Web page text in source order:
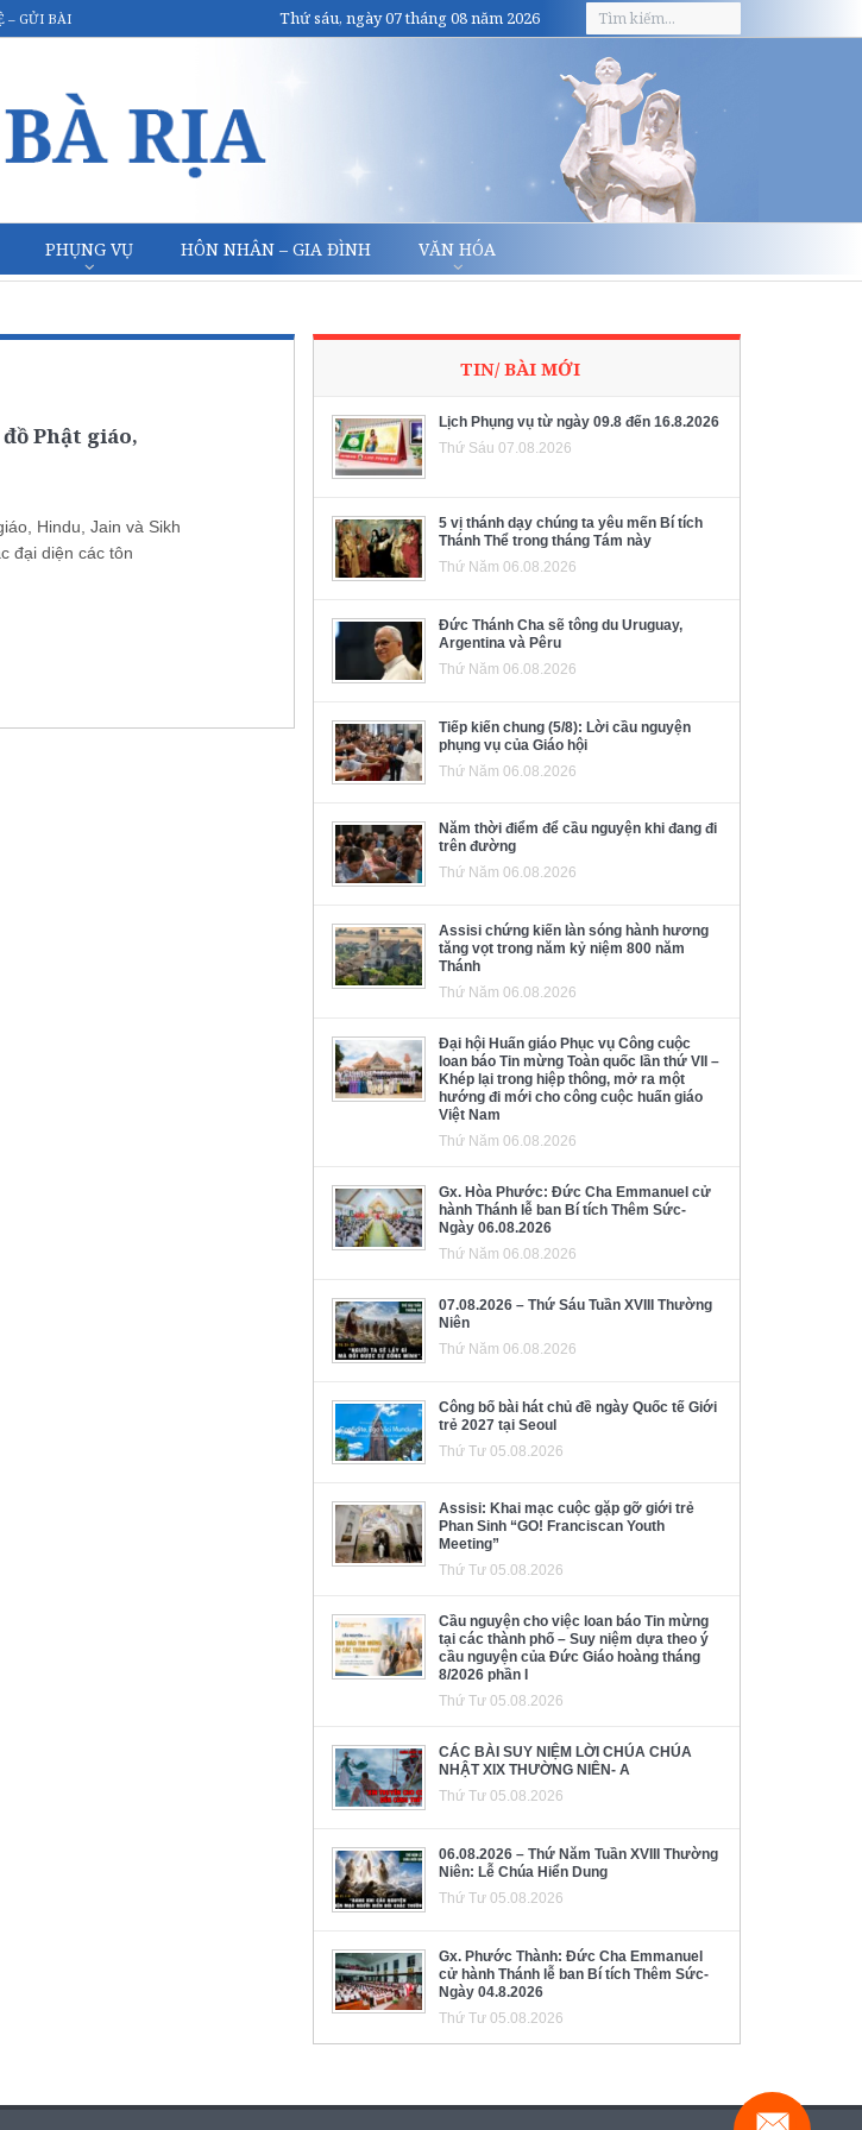
– GỬI BÀI Thứ sáu, ngày 07 tháng 08 năm 2026
PHỤNG VỤ HÔN NHÂN – GIA ĐÌNH VĂN HÓA
Phật giáo,
Hindu, Jain và Sikh
đại diện các tôn
TIN/ BÀI MỚI
Lịch Phụng vụ từ ngày 09.8 đến 16.8.2026
Thứ Sáu 07.08.2026
5 vị thánh dạy chúng ta yêu mến Bí tích
Thánh Thể trong tháng Tám này
Thứ Năm 06.08.2026
Đức Thánh Cha sẽ tông du Uruguay,
Argentina và Pêru
Thứ Năm 06.08.2026
Tiếp kiến chung (5/8): Lời cầu nguyện
phụng vụ của Giáo hội
Thứ Năm 06.08.2026
Năm thời điểm để cầu nguyện khi đang đi
trên đường
Thứ Năm 06.08.2026
Assisi chứng kiến làn sóng hành hương
tăng vọt trong năm kỷ niệm 800 năm
Thánh
Thứ Năm 06.08.2026
Đại hội Huấn giáo Phục vụ Công cuộc
loan báo Tin mừng Toàn quốc lần thứ VII –
Khép lại trong hiệp thông, mở ra một
hướng đi mới cho công cuộc huấn giáo
Việt Nam
Thứ Năm 06.08.2026
Gx. Hòa Phước: Đức Cha Emmanuel cử
hành Thánh lễ ban Bí tích Thêm Sức-
Ngày 06.08.2026
Thứ Năm 06.08.2026
07.08.2026 – Thứ Sáu Tuần XVIII Thường
Niên
Thứ Năm 06.08.2026
Công bố bài hát chủ đề ngày Quốc tế Giới
trẻ 2027 tại Seoul
Thứ Tư 05.08.2026
Assisi: Khai mạc cuộc gặp gỡ giới trẻ
Phan Sinh “GO! Franciscan Youth
Meeting”
Thứ Tư 05.08.2026
Cầu nguyện cho việc loan báo Tin mừng
tại các thành phố – Suy niệm dựa theo ý
cầu nguyện của Đức Giáo hoàng tháng
8/2026 phần I
Thứ Tư 05.08.2026
CÁC BÀI SUY NIỆM LỜI CHÚA CHÚA
NHẬT XIX THƯỜNG NIÊN- A
Thứ Tư 05.08.2026
06.08.2026 – Thứ Năm Tuần XVIII Thường
Niên: Lễ Chúa Hiển Dung
Thứ Tư 05.08.2026
Gx. Phước Thành: Đức Cha Emmanuel
cử hành Thánh lễ ban Bí tích Thêm Sức-
Ngày 04.8.2026
Thứ Tư 05.08.2026